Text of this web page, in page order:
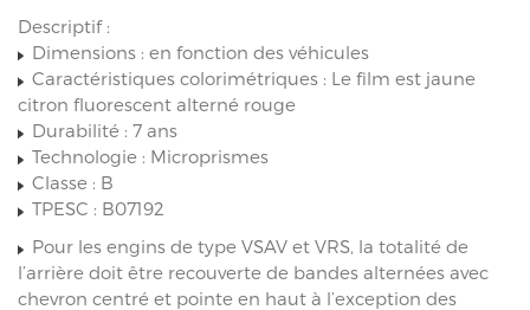
Descriptif :
Dimensions : en fonction des véhicules
Caractéristiques colorimétriques : Le film est jaune
citron fluorescent alterné rouge
Durabilité : 7 ans
Technologie : Microprismes
Classe : B
TPESC : B07192
Pour les engins de type VSAV et VRS, la totalité de
l’arrière doit être recouverte de bandes alternées avec
chevron centré et pointe en haut à l’exception des